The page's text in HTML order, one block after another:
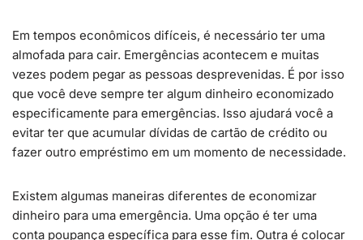
Em tempos econômicos difíceis, é necessário ter uma
almofada para cair. Emergências acontecem e muitas
vezes podem pegar as pessoas desprevenidas. É por isso
que você deve sempre ter algum dinheiro economizado
especificamente para emergências. Isso ajudará você a
evitar ter que acumular dívidas de cartão de crédito ou
fazer outro empréstimo em um momento de necessidade.
Existem algumas maneiras diferentes de economizar
dinheiro para uma emergência. Uma opção é ter uma
conta poupança específica para esse fim. Outra é colocar